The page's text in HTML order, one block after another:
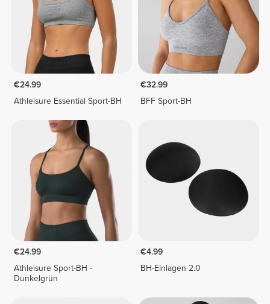
€24.99
Athleisure Essential Sport-BH
€32.99
BFF Sport-BH
€24.99
Athleisure Sport-BH -
Dunkelgrün
€4.99
BH-Einlagen 2.0